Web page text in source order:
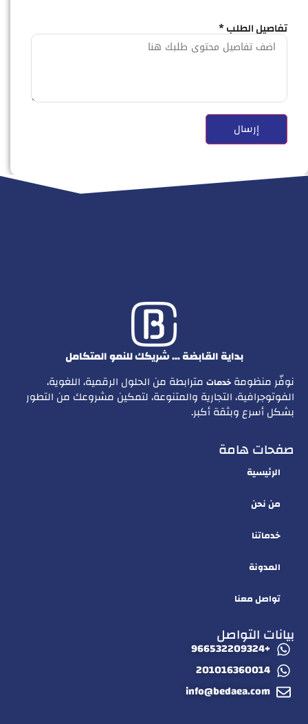
تفاصيل الطلب *
بداية القابضة … شريكك للنمو المتكامل
نوفّر منظومة خدمات مترابطة من الحلول الرقمية، اللغوية،
الفوتوجرافية، التجارية والمتنوعة، لتمكين مشروعك من التطور
بشكل أسرع وبثقة أكبر.
صفحات هامة
الرئيسية
من نحن
خدماتنا
المدونة
تواصل معنا
بيانات التواصل
+966532209324
201016360014
info@bedaea.com